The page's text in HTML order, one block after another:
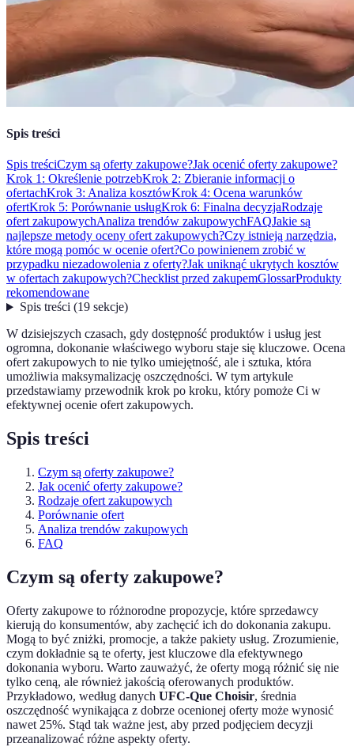
Spis treści
Spis treściCzym są oferty zakupowe?Jak ocenić oferty zakupowe?
Krok 1: Określenie potrzebKrok 2: Zbieranie informacji o
ofertachKrok 3: Analiza kosztówKrok 4: Ocena warunków
ofertKrok 5: Porównanie usługKrok 6: Finalna decyzjaRodzaje
ofert zakupowychAnaliza trendów zakupowychFAQJakie są
najlepsze metody oceny ofert zakupowych?Czy istnieją narzędzia,
które mogą pomóc w ocenie ofert?Co powinienem zrobić w
przypadku niezadowolenia z oferty?Jak uniknąć ukrytych kosztów
w ofertach zakupowych?Checklist przed zakupemGlossarProdukty
rekomendowane
Spis treści(19 sekcje)
W dzisiejszych czasach, gdy dostępność produktów i usług jest
ogromna, dokonanie właściwego wyboru staje się kluczowe. Ocena
ofert zakupowych to nie tylko umiejętność, ale i sztuka, która
umożliwia maksymalizację oszczędności. W tym artykule
przedstawiamy przewodnik krok po kroku, który pomoże Ci w
efektywnej ocenie ofert zakupowych.
Spis treści
Czym są oferty zakupowe?
Jak ocenić oferty zakupowe?
Rodzaje ofert zakupowych
Porównanie ofert
Analiza trendów zakupowych
FAQ
Czym są oferty zakupowe?
Oferty zakupowe to różnorodne propozycje, które sprzedawcy
kierują do konsumentów, aby zachęcić ich do dokonania zakupu.
Mogą to być zniżki, promocje, a także pakiety usług. Zrozumienie,
czym dokładnie są te oferty, jest kluczowe dla efektywnego
dokonania wyboru. Warto zauważyć, że oferty mogą różnić się nie
tylko ceną, ale również jakością oferowanych produktów.
Przykładowo, według danych UFC-Que Choisir, średnia
oszczędność wynikająca z dobrze ocenionej oferty może wynosić
nawet 25%. Stąd tak ważne jest, aby przed podjęciem decyzji
przeanalizować różne aspekty oferty.